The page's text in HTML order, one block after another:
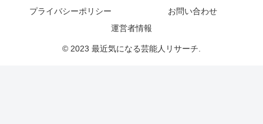
プライバシーポリシー
お問い合わせ
運営者情報
© 2023 最近気になる芸能人リサーチ.